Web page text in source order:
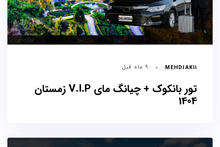
MEHDIAK11 ۹ ماه قبل
تور بانکوک + چیانگ مای V.I.P زمستان
1404